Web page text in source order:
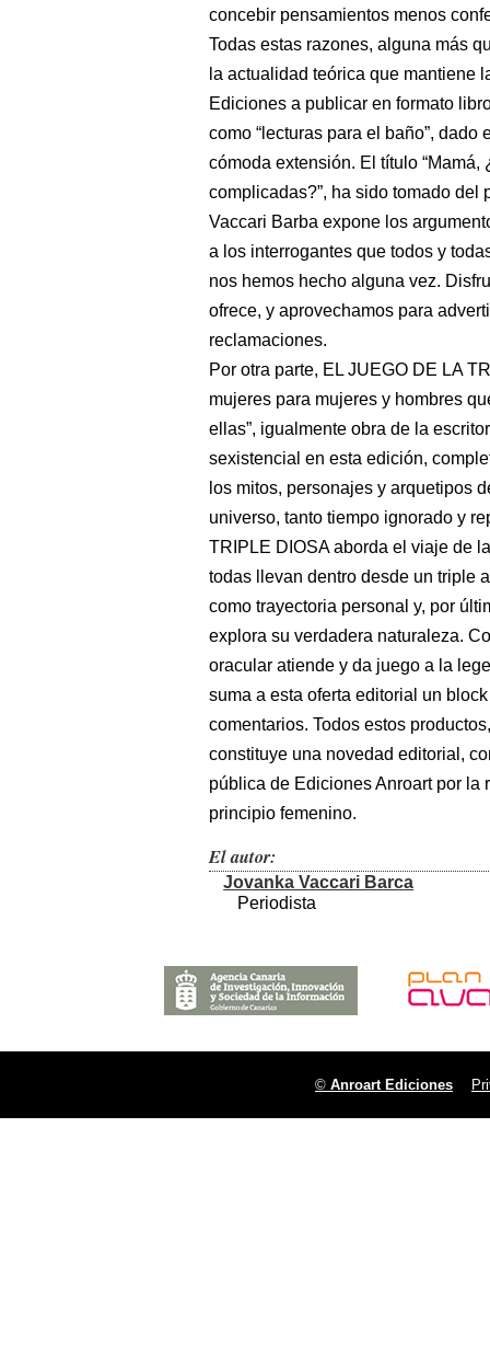
concebir pensamientos menos
Todas estas razones, alguna más
la actualidad teórica que mantiene
Ediciones a publicar en formato
como “lecturas para el baño”,
cómoda extensión. El título
complicadas?”, ha sido tomado del
Vaccari Barba expone los
a los interrogantes que todos y
nos hemos hecho alguna vez.
ofrece, y aprovechamos para
reclamaciones.
Por otra parte, EL JUEGO DE LA
mujeres para mujeres y hombres
ellas”, igualmente obra de la
sexistencial en esta edición,
los mitos, personajes y arquetipos
universo, tanto tiempo ignorado y
TRIPLE DIOSA aborda el viaje de
todas llevan dentro desde un triple
como trayectoria personal y, por
explora su verdadera naturaleza.
oracular atiende y da juego a la
suma a esta oferta editorial un
comentarios. Todos estos
constituye una novedad editorial,
pública de Ediciones Anroart por
principio femenino.
El autor:
Jovanka Vaccari Barca
Periodista
© Anroart Ediciones